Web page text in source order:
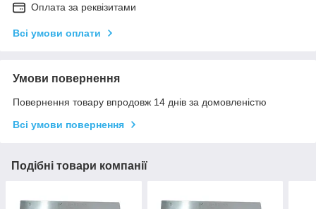
Оплата за реквізитами
Всі умови оплати
Умови повернення
Повернення товару впродовж 14 днів за домовленістю
Всі умови повернення
Подібні товари компанії